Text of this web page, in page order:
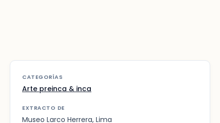
CATEGORÍAS
Arte preinca & inca
EXTRACTO DE
Museo Larco Herrera, Lima